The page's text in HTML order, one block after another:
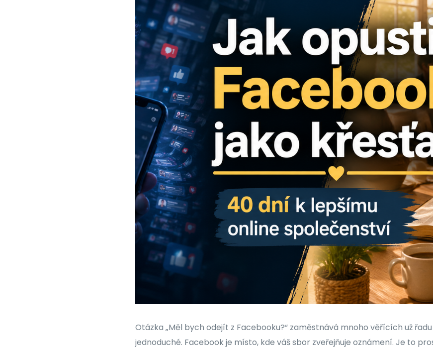
Otázka „Měl bych odejít z Facebooku?“ zaměstnává mnoho věřících už
jednoduché. Facebook je místo, kde váš sbor zveřejňuje oznámení. Je to